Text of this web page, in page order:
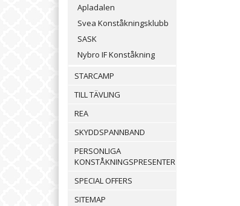
Apladalen
Svea Konståkningsklubb
SASK
Nybro IF Konståkning
STARCAMP
TILL TÄVLING
REA
SKYDDSPANNBAND
PERSONLIGA
KONSTÅKNINGSPRESENTER
SPECIAL OFFERS
SITEMAP